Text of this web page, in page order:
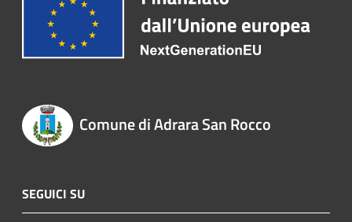
Comune di Adrara San Rocco
SEGUICI SU